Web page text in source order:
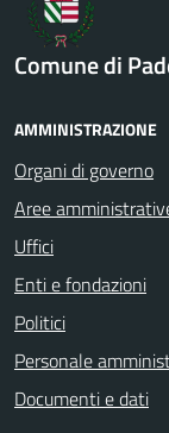
Comune di
AMMINISTRAZIONE
Organi di governo
Aree
Uffici
Enti e fondazioni
Politici
Personale
Documenti e dati